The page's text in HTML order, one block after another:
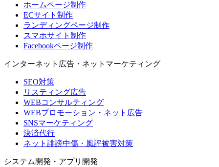
ホームページ制作
ECサイト制作
ランディングページ制作
スマホサイト制作
Facebookページ制作
インターネット広告・ネットマーケティング
SEO対策
リスティング広告
WEBコンサルティング
WEBプロモーション・ネット広告
SNSマーケティング
決済代行
ネット誹謗中傷・風評被害対策
システム開発・アプリ開発